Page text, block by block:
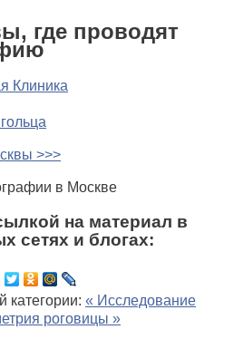
где проводят
Клиника
>>>
на материал в
сетях и блогах:
категории: « Исследование
роговицы »